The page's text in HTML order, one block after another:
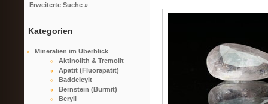
Erweiterte Suche »
Kategorien
Mineralien im Überblick
Aktinolith & Tremolit
Apatit (Fluorapatit)
Baddeleyit
Bernstein (Burmit)
Beryll